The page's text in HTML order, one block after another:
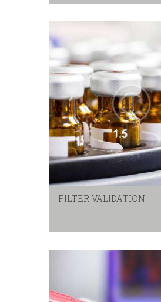
FILTER VALIDATION